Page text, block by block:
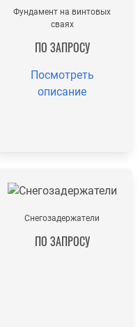
Фундамент на винтовых
сваях
ПО ЗАПРОСУ
Посмотреть
описание
Снегозадержатели
ПО ЗАПРОСУ